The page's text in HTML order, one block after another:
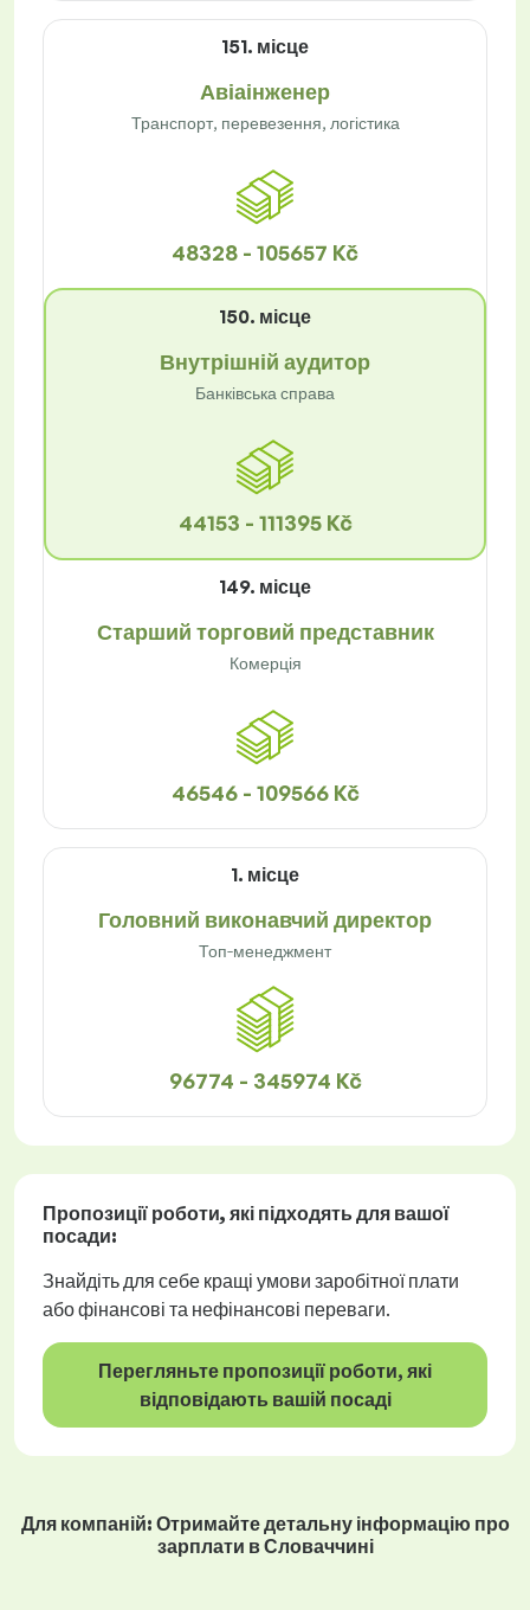
151. місце
Авіаінженер
Транспорт, перевезення, логістика
48328 - 105657 Kč
150. місце
Внутрішній аудитор
Банківська справа
44153 - 111395 Kč
149. місце
Старший торговий представник
Комерція
46546 - 109566 Kč
1. місце
Головний виконавчий директор
Топ-менеджмент
96774 - 345974 Kč
Пропозиції роботи, які підходять для вашої
посади:
Знайдіть для себе кращі умови заробітної плати
або фінансові та нефінансові переваги.
Перегляньте пропозиції роботи, які
відповідають вашій посаді
Для компаній: Отримайте детальну інформацію про
зарплати в Словаччині